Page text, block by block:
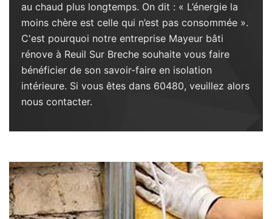
au chaud plus longtemps. On dit : « L’énergie la
moins chère est celle qui n’est pas consommée ».
C'est pourquoi notre entreprise Mayeur bâti
rénove à Reuil Sur Breche souhaite vous faire
bénéficier de son savoir-faire en isolation
intérieure. Si vous êtes dans 60480, veuillez alors
nous contacter.